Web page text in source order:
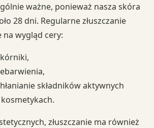
ważne, ponieważ nasza skóra
28 dni. Regularne złuszczanie
na wygląd cery:
składników aktywnych
złuszczanie ma również